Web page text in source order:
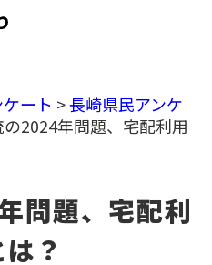
ート >長崎県民アンケ
2024年問題、宅配利用
問題、宅配利
？